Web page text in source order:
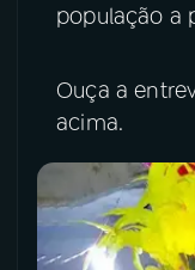
população a
Ouça a
acima.